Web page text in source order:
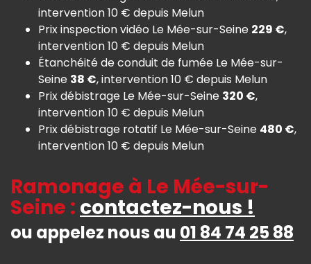
intervention 10 € depuis Melun
Prix inspection vidéo Le Mée-sur-Seine 229 €,
intervention 10 € depuis Melun
Étanchéité de conduit de fumée Le Mée-sur-
Seine 38 €, intervention 10 € depuis Melun
Prix débistrage Le Mée-sur-Seine 320 €,
intervention 10 € depuis Melun
Prix débistrage rotatif Le Mée-sur-Seine 480 €,
intervention 10 € depuis Melun
Ramonage à Le Mée-sur-
Seine : contactez-nous !
ou appelez nous au 01 84 74 25 88